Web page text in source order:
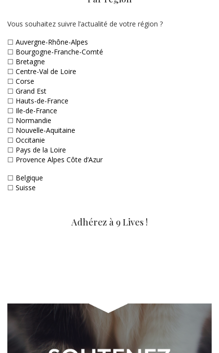
Vous souhaitez suivre l’actualité de votre région ?
☐ Auvergne-Rhône-Alpes
☐ Bourgogne-Franche-Comté
☐ Bretagne
☐ Centre-Val de Loire
☐ Corse
☐ Grand Est
☐ Hauts-de-France
☐ Ile-de-France
☐ Normandie
☐ Nouvelle-Aquitaine
☐ Occitanie
☐ Pays de la Loire
☐ Provence Alpes Côte d’Azur
☐ Belgique
☐ Suisse
Adhérez à 9 Lives !